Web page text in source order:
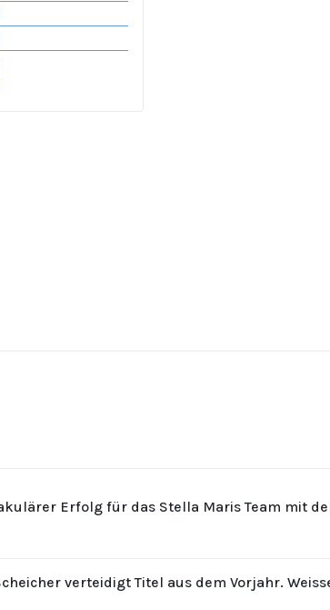
Erfolg für das Stella Maris Team mit
verteidigt Titel aus dem Vorjahr.